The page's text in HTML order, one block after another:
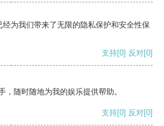
为我们带来了无限的隐私保护和安全性保
支持[0] 反对[0]
，随时随地为我的娱乐提供帮助。
支持[0] 反对[0]